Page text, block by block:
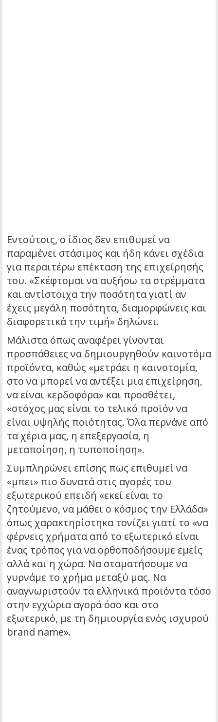
Εντούτοις, ο ίδιος δεν επιθυμεί να
παραμένει στάσιμος και ήδη κάνει σχέδια
για περαιτέρω επέκταση της επιχείρησής
του. «Σκέφτομαι να αυξήσω τα στρέμματα
και αντίστοιχα την ποσότητα γιατί αν
έχεις μεγάλη ποσότητα, διαμορφώνεις και
διαφορετικά την τιμή» δηλώνει.
Μάλιστα όπως αναφέρει γίνονται
προσπάθειες να δημιουργηθούν καινοτόμα
προϊόντα, καθώς «μετράει η καινοτομία,
στο να μπορεί να αντέξει μια επιχείρηση,
να είναι κερδοφόρα» και προσθέτει,
«στόχος μας είναι το τελικό προϊόν να
είναι υψηλής ποιότητας. Όλα περνάνε από
τα χέρια μας, η επεξεργασία, η
μεταποίηση, η τυποποίηση».
Συμπληρώνει επίσης πως επιθυμεί να
«μπει» πιο δυνατά στις αγορές του
εξωτερικού επειδή «εκεί είναι το
ζητούμενο, να μάθει ο κόσμος την Ελλάδα»
όπως χαρακτηρίστηκα τονίζει γιατί το «να
φέρνεις χρήματα από το εξωτερικό είναι
ένας τρόπος για να ορθοποδήσουμε εμείς
αλλά και η χώρα. Να σταματήσουμε να
γυρνάμε το χρήμα μεταξύ μας. Να
αναγνωριστούν τα ελληνικά προϊόντα τόσο
στην εγχώρια αγορά όσο και στο
εξωτερικό, με τη δημιουργία ενός ισχυρού
brand name».